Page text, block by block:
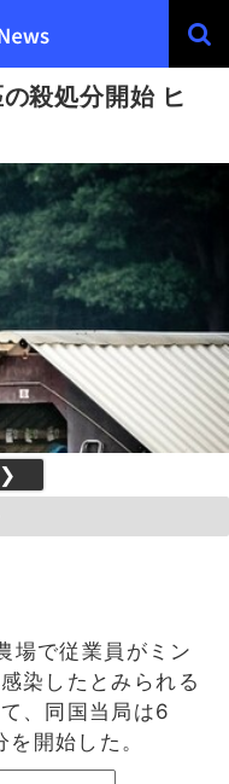
殺処分開始 ヒ
❯
場で従業員がミン
染したとみられる
、同国当局は6
開始した。